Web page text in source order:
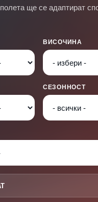
ще се адаптират
ВИСОЧИНА
СЕЗОННОСТ